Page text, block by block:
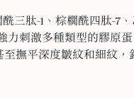
三肽-1、棕櫚酰四肽-7
刺激多種類型的膠原
撫平深度皺紋和細紋，